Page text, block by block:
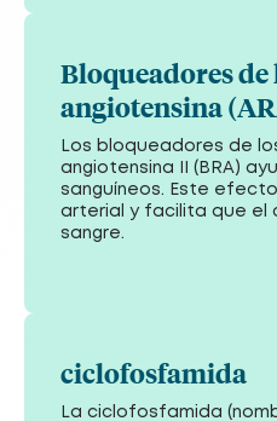
Bloqueadores de
angiotensina
Los bloqueadores de
angiotensina II (BRA)
sanguíneos. Este
arterial y facilita que el
sangre.
ciclofosfamida
La ciclofosfamida